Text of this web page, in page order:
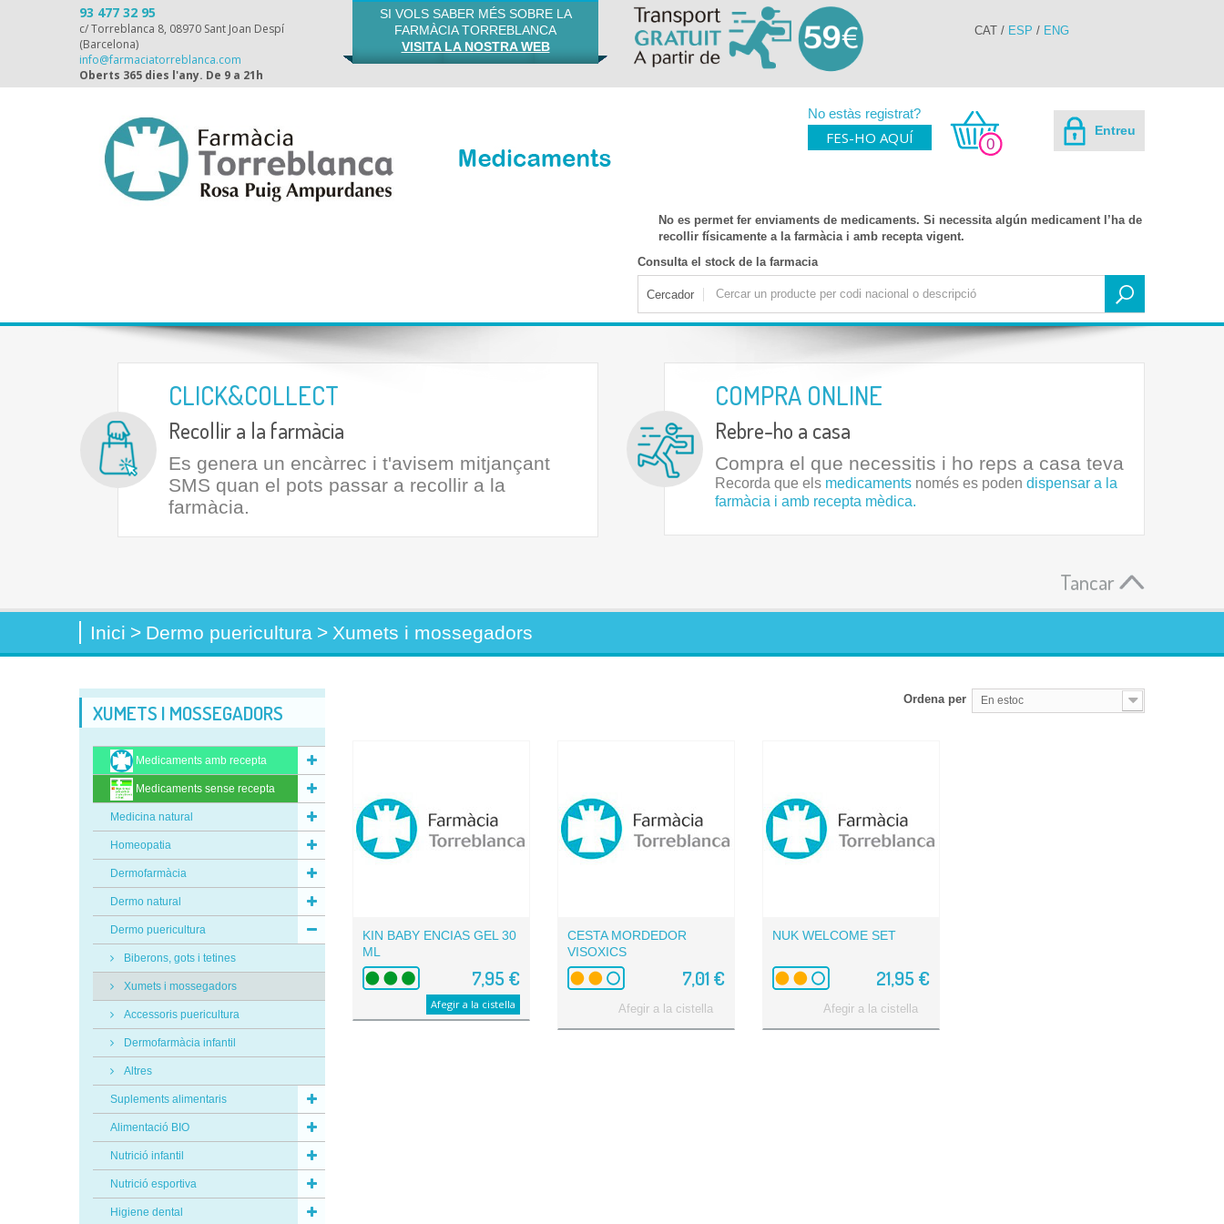
93 477 32 95
c/ Torreblanca 8, 08970 Sant Joan Despí
(Barcelona)
info@farmaciatorreblanca.com
Oberts 365 dies l'any. De 9 a 21h
SI VOLS SABER MÉS SOBRE LA
FARMÀCIA TORREBLANCA
VISITA LA NOSTRA WEB
CAT / ESP / ENG
No estàs registrat?
FES-HO AQUÍ Entreu
0
No es permet fer enviaments de medicaments. Si necessita algún medicament l’ha de
recollir físicamente a la farmàcia i amb recepta vigent.
Consulta el stock de la farmacia
Cercador
CLICK&COLLECT
Recollir a la farmàcia
Es genera un encàrrec i t'avisem mitjançant
SMS quan el pots passar a recollir a la
farmàcia.
COMPRA ONLINE
Rebre-ho a casa
Compra el que necessitis i ho reps a casa teva
Recorda que els medicaments només es poden dispensar a la
farmàcia i amb recepta mèdica.
Tancar
Inici > Dermo puericultura > Xumets i mossegadors
XUMETS I MOSSEGADORS
Medicaments amb recepta
Medicaments sense recepta
Medicina natural
Homeopatia
Dermofarmàcia
Dermo natural
Dermo puericultura
Biberons, gots i tetines
Xumets i mossegadors
Accessoris puericultura
Dermofarmàcia infantil
Altres
Suplements alimentaris
Alimentació BIO
Nutrició infantil
Nutrició esportiva
Higiene dental
Ordena per En estoc
KIN BABY ENCIAS GEL 30
ML
7,95 €
Afegir a la cistella
CESTA MORDEDOR
VISOXICS
7,01 €
Afegir a la cistella
NUK WELCOME SET
21,95 €
Afegir a la cistella